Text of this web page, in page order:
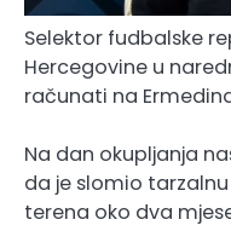
Selektor fudbalske
Hercegovine u
računati na
Na dan okupljanja
da je slomio
terena oko dva